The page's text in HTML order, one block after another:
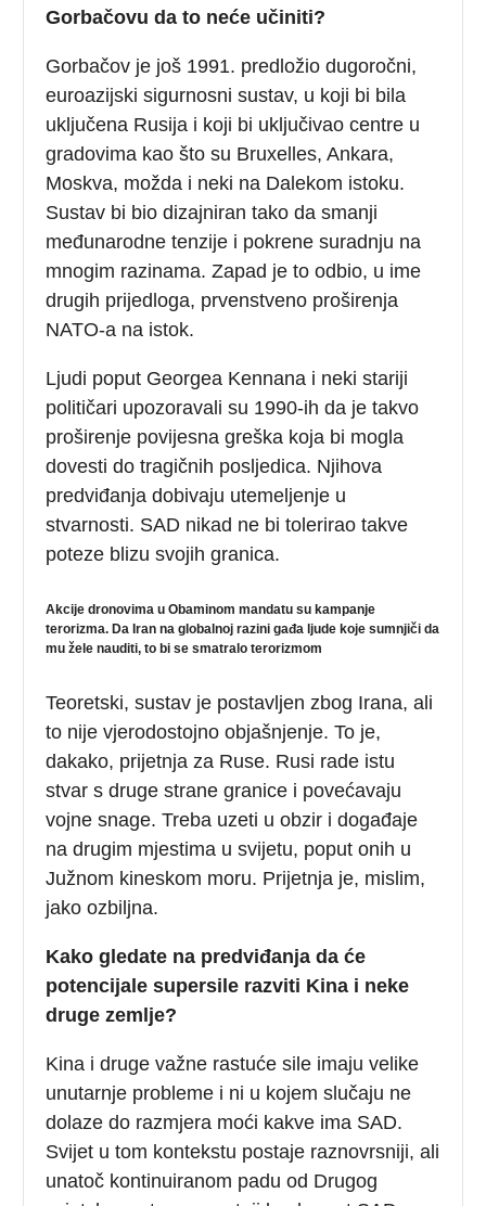
Gorbačovu da to neće učiniti?
Gorbačov je još 1991. predložio dugoročni,
euroazijski sigurnosni sustav, u koji bi bila
uključena Rusija i koji bi uključivao centre u
gradovima kao što su Bruxelles, Ankara,
Moskva, možda i neki na Dalekom istoku.
Sustav bi bio dizajniran tako da smanji
međunarodne tenzije i pokrene suradnju na
mnogim razinama. Zapad je to odbio, u ime
drugih prijedloga, prvenstveno proširenja
NATO-a na istok.
Ljudi poput Georgea Kennana i neki stariji
političari upozoravali su 1990-ih da je takvo
proširenje povijesna greška koja bi mogla
dovesti do tragičnih posljedica. Njihova
predviđanja dobivaju utemeljenje u
stvarnosti. SAD nikad ne bi tolerirao takve
poteze blizu svojih granica.
Akcije dronovima u Obaminom mandatu su kampanje
terorizma. Da Iran na globalnoj razini gađa ljude koje sumnjiči da
mu žele nauditi, to bi se smatralo terorizmom
Teoretski, sustav je postavljen zbog Irana, ali
to nije vjerodostojno objašnjenje. To je,
dakako, prijetnja za Ruse. Rusi rade istu
stvar s druge strane granice i povećavaju
vojne snage. Treba uzeti u obzir i događaje
na drugim mjestima u svijetu, poput onih u
Južnom kineskom moru. Prijetnja je, mislim,
jako ozbiljna.
Kako gledate na predviđanja da će
potencijale supersile razviti Kina i neke
druge zemlje?
Kina i druge važne rastuće sile imaju velike
unutarnje probleme i ni u kojem slučaju ne
dolaze do razmjera moći kakve ima SAD.
Svijet u tom kontekstu postaje raznovrsniji, ali
unatoč kontinuiranom padu od Drugog